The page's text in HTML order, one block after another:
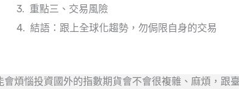
重點三、交易風險
結語：跟上全球化趨勢，勿侷限自身的交易
會煩惱投資國外的指數期貨會不會很複雜、麻煩，跟